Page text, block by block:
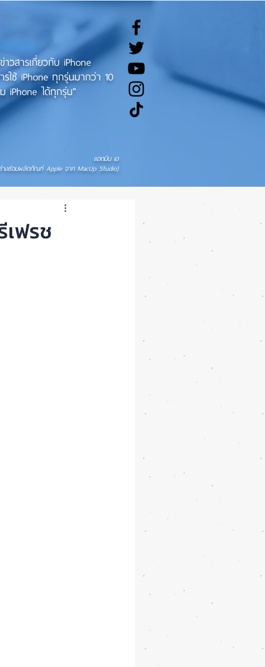
วสารเกี่ยวกับ iPhone
ใช้ iPhone ทุกรุ่นมากว่า 10
iPhone ได้ทุกรุ่น"
แอดมิน เอ
างซ่อมผลิตภัณฑ์ Apple จาก MacUp Studio)
เฟรช